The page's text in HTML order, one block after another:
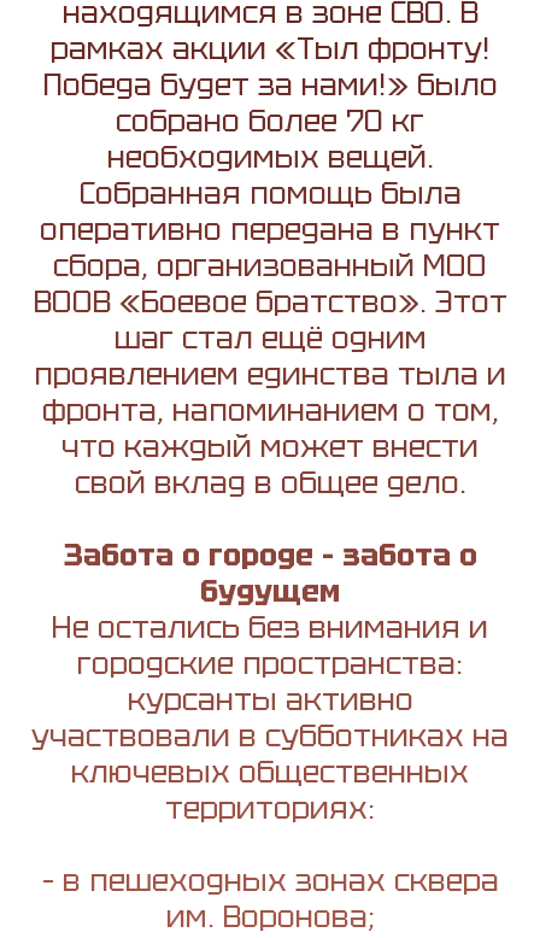
находящимся в зоне СВО. В
рамках акции «Тыл фронту!
Победа будет за нами!» было
собрано более 70 кг
необходимых вещей.
Собранная помощь была
оперативно передана в пункт
сбора, организованный МОО
ВООВ «Боевое братство». Этот
шаг стал ещё одним
проявлением единства тыла и
фронта, напоминанием о том,
что каждый может внести
свой вклад в общее дело.
Забота о городе – забота о
будущем
Не остались без внимания и
городские пространства:
курсанты активно
участвовали в субботниках на
ключевых общественных
территориях:
– в пешеходных зонах сквера
им. Воронова;